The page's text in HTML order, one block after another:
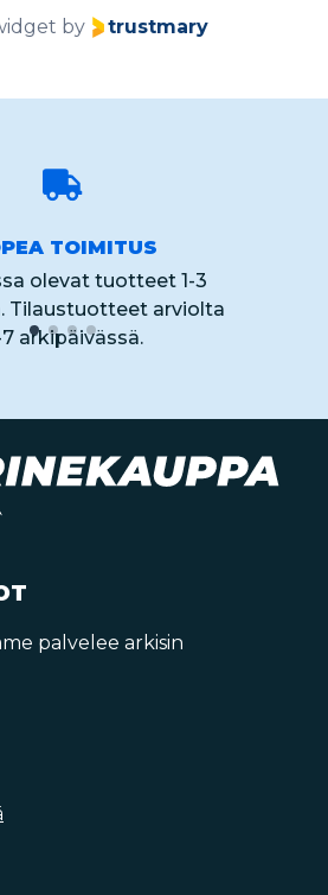
by trustmary
TOIMITUS
olevat tuotteet 1-3
Tilaustuotteet arviolta
arkipäivässä.
palvelee arkisin